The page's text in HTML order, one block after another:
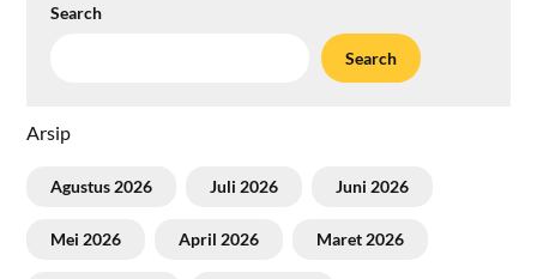
Search
Search
Arsip
Agustus 2026 Juli 2026 Juni 2026
Mei 2026 April 2026 Maret 2026